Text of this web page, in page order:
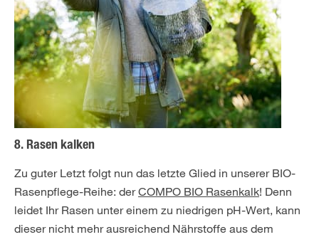
8. Rasen kalken
Zu guter Letzt folgt nun das letzte Glied in unserer BIO-
Rasenpflege-Reihe: derCOMPO BIO Rasenkalk! Denn
leidet Ihr Rasen unter einem zu niedrigen pH-Wert, kann
dieser nicht mehr ausreichend Nährstoffe aus dem